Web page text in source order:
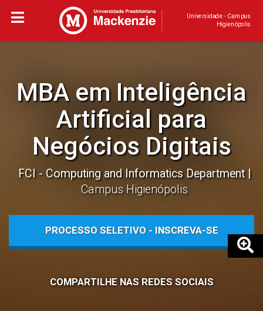
Universidade - Campus
Higienópolis
MBA em Inteligência
Artificial para
Negócios Digitais
FCI - Computing and Informatics Department
Campus Higienópolis
PROCESSO SELETIVO - INSCREVA-SE
COMPARTILHE NAS REDES SOCIAIS